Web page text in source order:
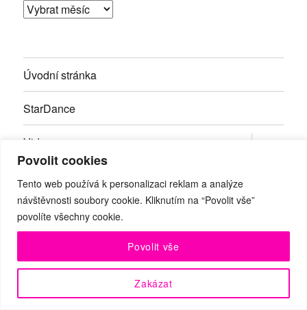
Povolit cookies
Tento web používá k personalizaci reklam a analýze
návštěvnosti soubory cookie. Kliknutím na “Povolit vše”
povolíte všechny cookie.
Zakázat
Povolit vše
Archivy
Úvodní stránka
StarDance
Videa Zobrazit
Taneční školy